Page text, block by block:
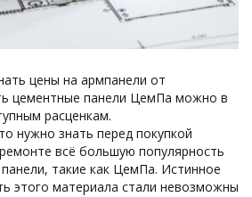
цены на армпанели от
цементные панели ЦемПа можно в
расценкам.
нужно знать перед покупкой
всё большую популярность
такие как ЦемПа. Истинное
этого материала стали невозможны